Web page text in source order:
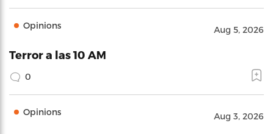
Opinions Aug 5, 2026
Terror a las 10 AM
0
Opinions Aug 3, 2026